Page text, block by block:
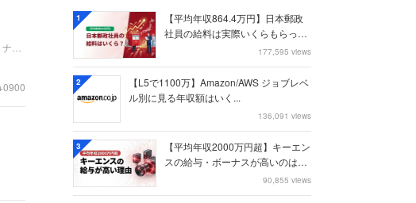
ム
1
【平均年収864.4万円】日本郵政
社員の給料は実際いくらもらって
177,595 views
2
【L5で1100万】Amazon/AWS ジョブレベ
ル別に見る年収額はいく...
136,091 views
3
【平均年収2000万円超】キーエン
スの給与・ボーナスが高いのはな
90,855 views